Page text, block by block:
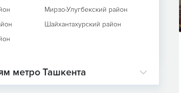
Мирзо-Улугбекский район
Шайхантахурский район
метро Ташкента